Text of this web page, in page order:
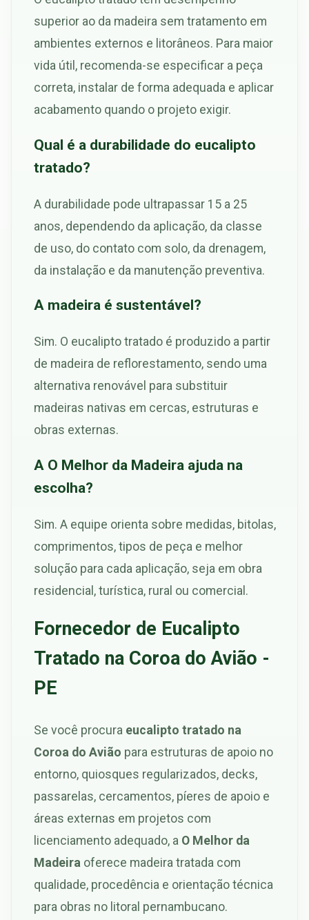
superior ao da madeira sem tratamento em
ambientes externos e litorâneos. Para maior
vida útil, recomenda-se especificar a peça
correta, instalar de forma adequada e aplicar
acabamento quando o projeto exigir.
Qual é a durabilidade do eucalipto
tratado?
A durabilidade pode ultrapassar 15 a 25
anos, dependendo da aplicação, da classe
de uso, do contato com solo, da drenagem,
da instalação e da manutenção preventiva.
A madeira é sustentável?
Sim. O eucalipto tratado é produzido a partir
de madeira de reflorestamento, sendo uma
alternativa renovável para substituir
madeiras nativas em cercas, estruturas e
obras externas.
A O Melhor da Madeira ajuda na
escolha?
Sim. A equipe orienta sobre medidas, bitolas,
comprimentos, tipos de peça e melhor
solução para cada aplicação, seja em obra
residencial, turística, rural ou comercial.
Fornecedor de Eucalipto
Tratado na Coroa do Avião -
PE
Se você procura eucalipto tratado na
Coroa do Avião para estruturas de apoio no
entorno, quiosques regularizados, decks,
passarelas, cercamentos, píeres de apoio e
áreas externas em projetos com
licenciamento adequado, a O Melhor da
Madeira oferece madeira tratada com
qualidade, procedência e orientação técnica
para obras no litoral pernambucano.